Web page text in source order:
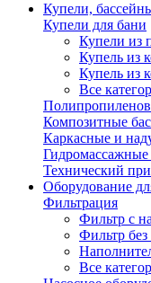
Купели,
Купели для бани
Купели из
Купель из
Купель из
Все
Композитные
Каркасные и
Технический
Оборудование
Фильтрация
Фильтр с
Фильтр без
Все